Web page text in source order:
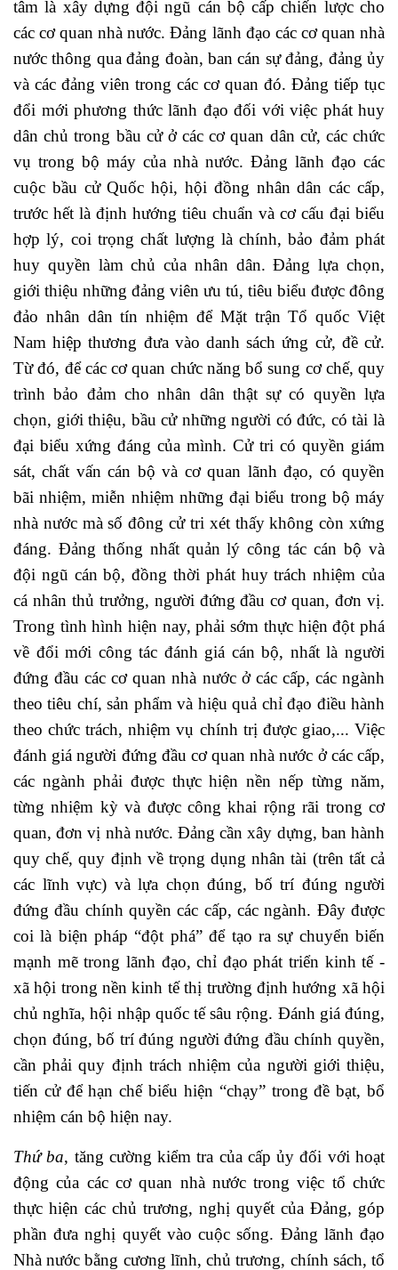
tâm là xây dựng đội ngũ cán bộ cấp chiến lược cho
các cơ quan nhà nước. Đảng lãnh đạo các cơ quan nhà
nước thông qua đảng đoàn, ban cán sự đảng, đảng ủy
và các đảng viên trong các cơ quan đó. Đảng tiếp tục
đổi mới phương thức lãnh đạo đối với việc phát huy
dân chủ trong bầu cử ở các cơ quan dân cử, các chức
vụ trong bộ máy của nhà nước. Đảng lãnh đạo các
cuộc bầu cử Quốc hội, hội đồng nhân dân các cấp,
trước hết là định hướng tiêu chuẩn và cơ cấu đại biểu
hợp lý, coi trọng chất lượng là chính, bảo đảm phát
huy quyền làm chủ của nhân dân. Đảng lựa chọn,
giới thiệu những đảng viên ưu tú, tiêu biểu được đông
đảo nhân dân tín nhiệm để Mặt trận Tổ quốc Việt
Nam hiệp thương đưa vào danh sách ứng cử, đề cử.
Từ đó, để các cơ quan chức năng bổ sung cơ chế, quy
trình bảo đảm cho nhân dân thật sự có quyền lựa
chọn, giới thiệu, bầu cử những người có đức, có tài là
đại biểu xứng đáng của mình. Cử tri có quyền giám
sát, chất vấn cán bộ và cơ quan lãnh đạo, có quyền
bãi nhiệm, miễn nhiệm những đại biểu trong bộ máy
nhà nước mà số đông cử tri xét thấy không còn xứng
đáng. Đảng thống nhất quản lý công tác cán bộ và
đội ngũ cán bộ, đồng thời phát huy trách nhiệm của
cá nhân thủ trưởng, người đứng đầu cơ quan, đơn vị.
Trong tình hình hiện nay, phải sớm thực hiện đột phá
về đổi mới công tác đánh giá cán bộ, nhất là người
đứng đầu các cơ quan nhà nước ở các cấp, các ngành
theo tiêu chí, sản phẩm và hiệu quả chỉ đạo điều hành
theo chức trách, nhiệm vụ chính trị được giao,... Việc
đánh giá người đứng đầu cơ quan nhà nước ở các cấp,
các ngành phải được thực hiện nền nếp từng năm,
từng nhiệm kỳ và được công khai rộng rãi trong cơ
quan, đơn vị nhà nước. Đảng cần xây dựng, ban hành
quy chế, quy định về trọng dụng nhân tài (trên tất cả
các lĩnh vực) và lựa chọn đúng, bố trí đúng người
đứng đầu chính quyền các cấp, các ngành. Đây được
coi là biện pháp “đột phá” để tạo ra sự chuyển biến
mạnh mẽ trong lãnh đạo, chỉ đạo phát triển kinh tế -
xã hội trong nền kinh tế thị trường định hướng xã hội
chủ nghĩa, hội nhập quốc tế sâu rộng. Đánh giá đúng,
chọn đúng, bố trí đúng người đứng đầu chính quyền,
cần phải quy định trách nhiệm của người giới thiệu,
tiến cử để hạn chế biểu hiện “chạy” trong đề bạt, bổ
nhiệm cán bộ hiện nay.
Thứ ba, tăng cường kiểm tra của cấp ủy đối với hoạt
động của các cơ quan nhà nước trong việc tổ chức
thực hiện các chủ trương, nghị quyết của Đảng, góp
phần đưa nghị quyết vào cuộc sống. Đảng lãnh đạo
Nhà nước bằng cương lĩnh, chủ trương, chính sách, tổ